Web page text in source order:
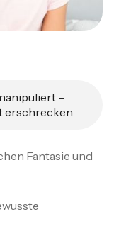
–
erschrecken
Fantasie und